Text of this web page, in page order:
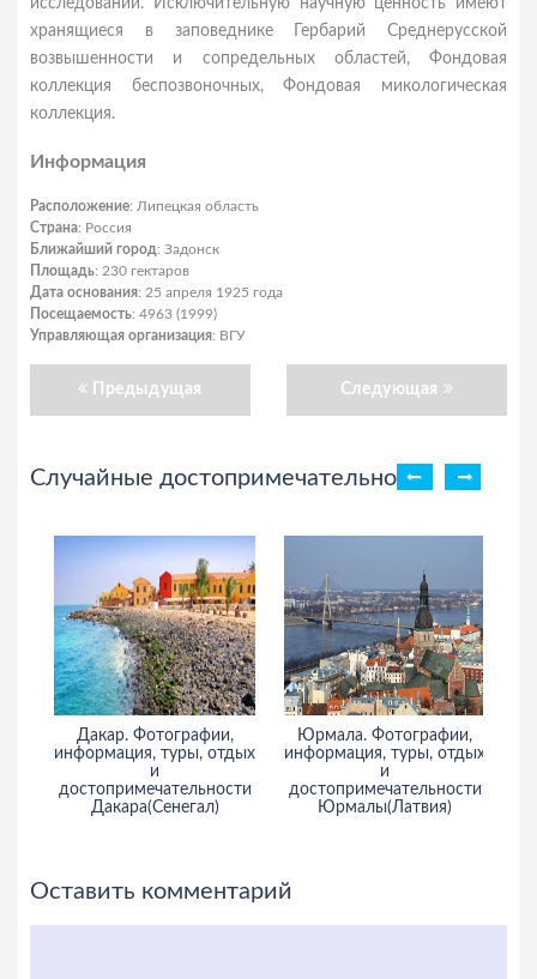
исследований. Исключительную научную ценность имеют
хранящиеся в заповеднике Гербарий Среднерусской
возвышенности и сопредельных областей, Фондовая
коллекция беспозвоночных, Фондовая микологическая
коллекция.
Информация
Расположение: Липецкая область
Страна: Россия
Ближайший город: Задонск
Площадь: 230 гектаров
Дата основания: 25 апреля 1925 года
Посещаемость: 4963 (1999)
Управляющая организация: ВГУ
Предыдущая Следующая
Случайные достопримечательности
Дакар. Фотографии,
информация, туры, отдых
и
достопримечательности
Дакара(Сенегал)
Юрмала. Фотографии,
информация, туры, отдых
и
достопримечательности
Юрмалы(Латвия)
Оставить комментарий